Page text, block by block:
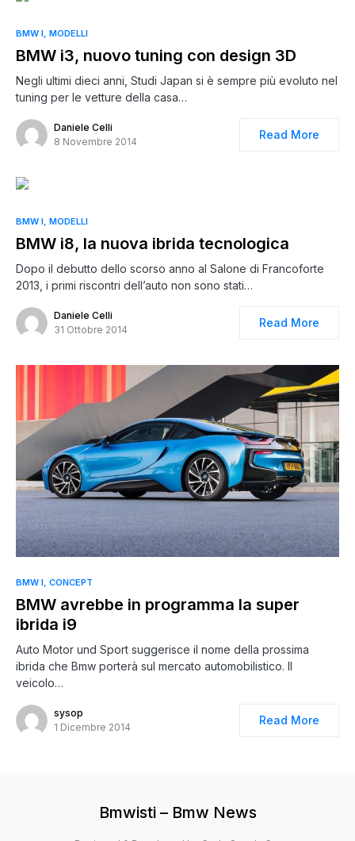
BMW I MODELLI
BMW i3, nuovo tuning con design 3D
Negli ultimi dieci anni, Studi Japan si è sempre più evoluto nel
tuning per le vetture della casa…
Daniele Celli
8 Novembre 2014
Read More
BMW I MODELLI
BMW i8, la nuova ibrida tecnologica
Dopo il debutto dello scorso anno al Salone di Francoforte
2013, i primi riscontri dell’auto non sono stati…
Daniele Celli
31 Ottobre 2014
Read More
BMW I CONCEPT
BMW avrebbe in programma la super
ibrida i9
Auto Motor und Sport suggerisce il nome della prossima
ibrida che Bmw porterà sul mercato automobilistico. Il
veicolo…
sysop
1 Dicembre 2014
Read More
Bmwisti – Bmw News